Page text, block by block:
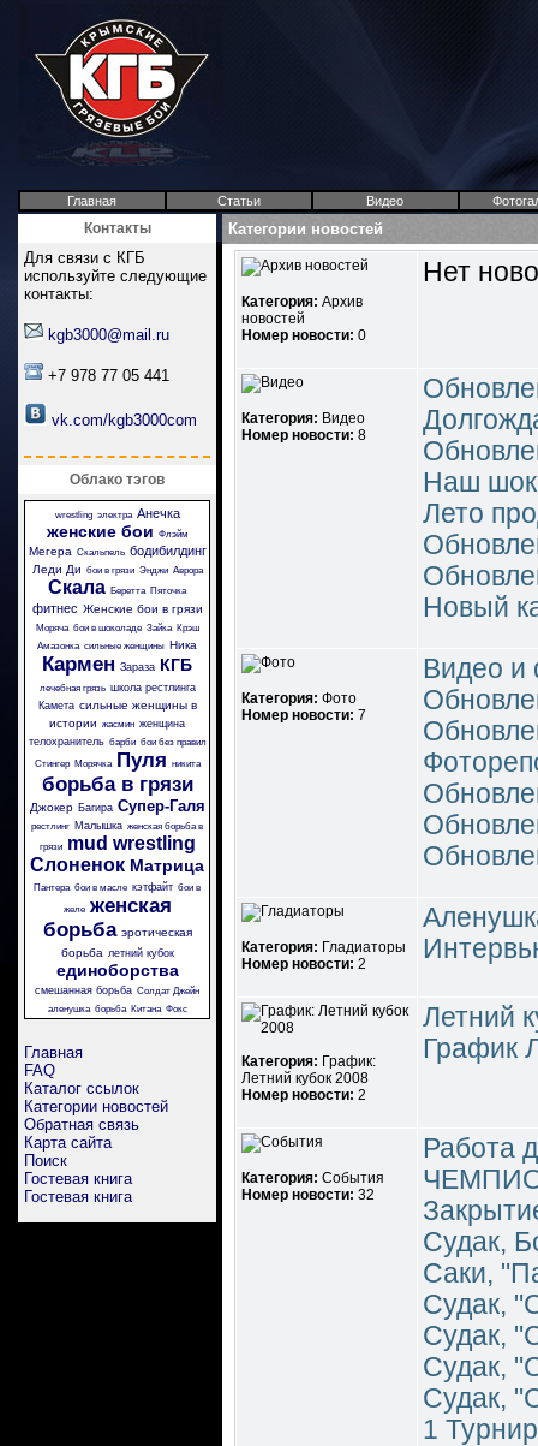
Главная Статьи Видео
Контакты
Для связи с КГБ
используйте следующие
контакты:
kgb3000@mail.ru
+7 978 77 05 441
vk.com/kgb3000com
Облако тэгов
wrestling электра Анечка
женские бои Флэйм
Мегера Скальпель бодибилдинг
Леди Ди бои в грязи Энджи Аврора
Скала Беретта Пяточка
фитнес Женские бои в грязи
Моряча бои в шоколаде Зайка
Крэш
Амазонка сильные женщины Ника
Кармен Зараза КГБ
лечебная грязь школа рестлинга
Камета сильные женщины в
истории жасмин женщина
телохранитель барби бои без правил
Стингер
Морячка Пуля никита
борьба в грязи
Джокер Багира Супер-Галя
рестлинг Малышка женская борьба в
грязи
mud wrestling
Слоненок Матрица
Пантера бои в масле кэтфайт бои в
желе женская
борьба эротическая
борьба летний кубок
единоборства
смешанная борьба Солдат Джейн
аленушка борьба Китана Фокс
Главная
FAQ
Каталог ссылок
Категории новостей
Обратная связь
Карта сайта
Поиск
Гостевая книга
Гостевая книга
Категории новостей
Категория: Архив
новостей
Номер новости: 0
Нет
Категория: Видео
Номер новости: 8
Наш
Лето
Новый
Категория: Фото
Номер новости: 7
Видео и
Категория: Гладиаторы
Номер новости: 2
Категория: График:
Летний кубок 2008
Номер новости: 2
Летний
График
Категория: События
Номер новости: 32
Работа
Судак,
Саки,
Судак,
Судак,
Судак,
Судак,
1